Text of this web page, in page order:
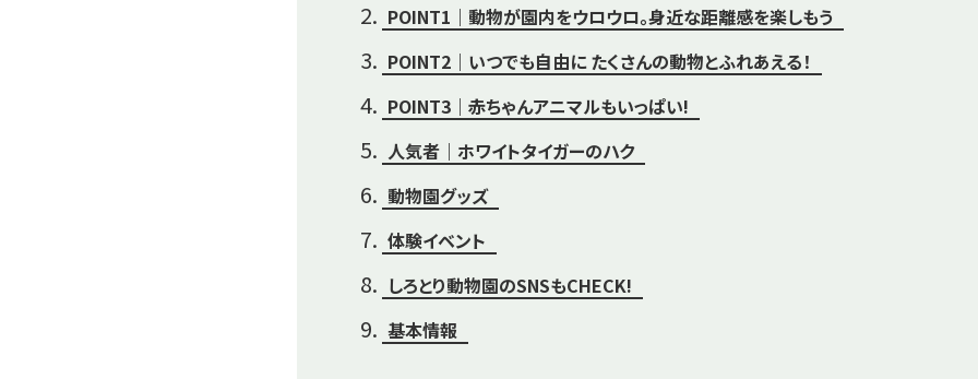
POINT1｜動物が園内をウロウロ。身近な距離感を楽しもう
POINT2｜いつでも自由に たくさんの動物とふれあえる！
POINT3｜赤ちゃんアニマルもいっぱい!
人気者｜ホワイトタイガーのハク
動物園グッズ
体験イベント
しろとり動物園のSNSもCHECK!
基本情報